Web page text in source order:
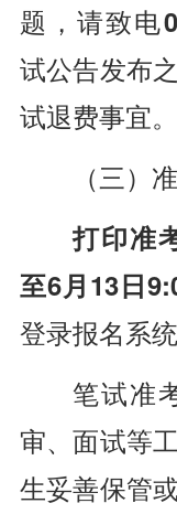
题，请致电
试公告发布
试退费事宜。
（三）
打印准
至6月13日
登录报名系
笔试准
审、面试等
生妥善保管